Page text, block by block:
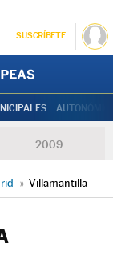
SUSCRÍBETE
2009
» Villamantilla